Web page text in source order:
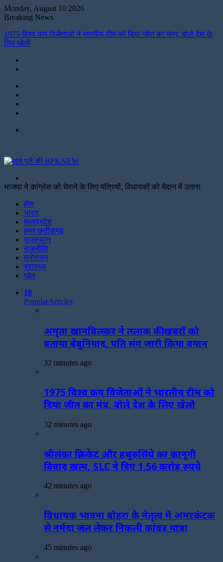
Monday, August 10 2026
Breaking News
1975 विश्व कप विजेताओं ने भारतीय टीम को दिया जीत का मंत्र, बोले देश के
लिए खेलो
for
भाजपा ने कांग्रेस को घेराने के लिए मंत्रियों, विधायकों को मैदान में उतारा
होम
भारत
मध्यप्रदेश
हमर छत्तीसगढ़
राजस्थान
राजनीति
मनोरंजन
स्वास्थ्य
खेल
10
PopularArticles
अमृता खानविलकर ने तलाक की खबरों को
बताया बेबुनियाद, पति संग जारी किया बयान
32 minutes ago
1975 विश्व कप विजेताओं ने भारतीय टीम को
दिया जीत का मंत्र, बोले देश के लिए खेलो
32 minutes ago
श्रीलंका क्रिकेट और हथुरुसिंघे का कानूनी
विवाद खत्म, SLC ने दिए 1.56 करोड़ रुपये
42 minutes ago
विधायक भावना बोहरा के नेतृत्व में अमरकंटक
से नर्मदा जल लेकर निकली कांवड़ यात्रा
45 minutes ago